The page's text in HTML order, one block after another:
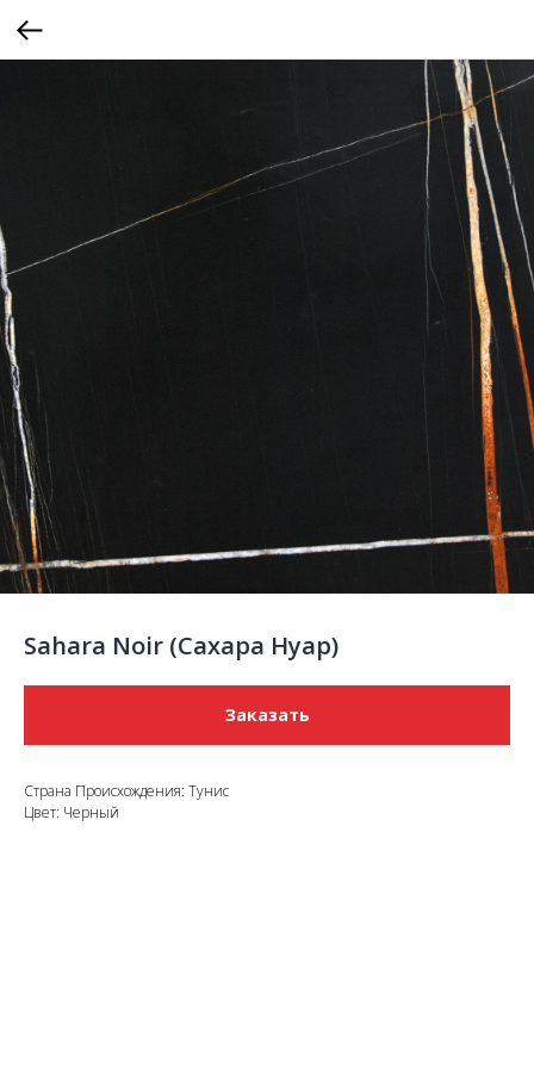
Sahara Noir (Сахара Нуар)
Заказать
Страна Происхождения: Тунис
Цвет: Черный